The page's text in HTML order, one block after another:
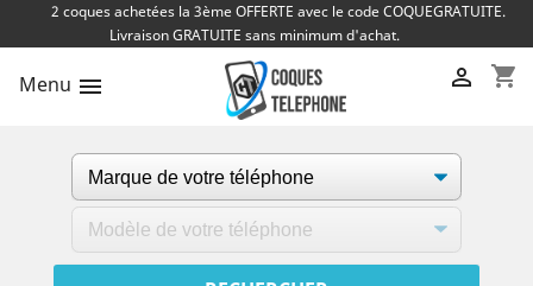
2 coques achetées la 3ème OFFERTE avec le code COQUEGRATUITE.
Livraison GRATUITE sans minimum d'achat.
Menu  shopping_cart
